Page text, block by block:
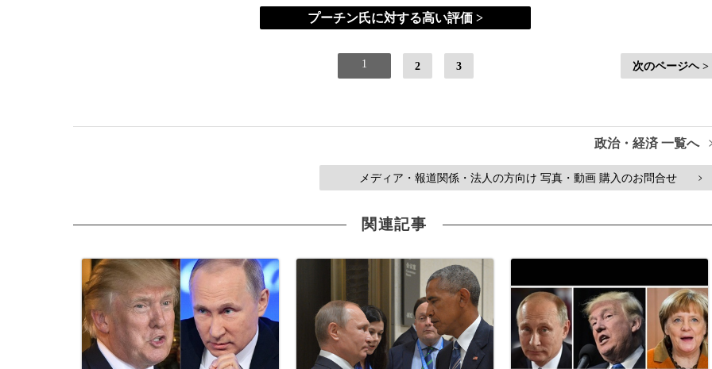
プーチン氏に対する高い評価 >
1 2 3 次のページヘ >
政治・経済 一覧へ
メディア・報道関係・法人の方向け 写真・動画 購入のお問合せ >
関連記事